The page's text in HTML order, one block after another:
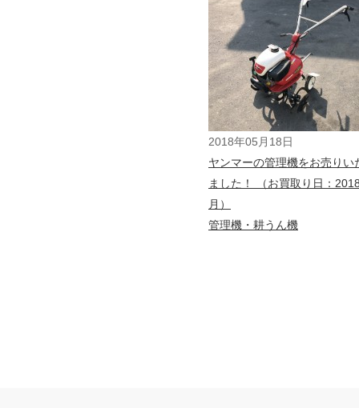
2018年05月18日
ヤンマーの管理機をお売りい
ました！ （お買取り日：
月）
管理機・耕うん機